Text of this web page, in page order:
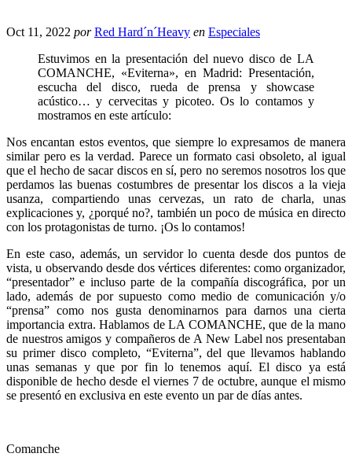
Oct 11, 2022 por Red Hard´n´Heavy en Especiales
Estuvimos en la presentación del nuevo disco de LA
COMANCHE, «Eviterna», en Madrid: Presentación,
escucha del disco, rueda de prensa y showcase
acústico… y cervecitas y picoteo. Os lo contamos y
mostramos en este artículo:
Nos encantan estos eventos, que siempre lo expresamos de manera
similar pero es la verdad. Parece un formato casi obsoleto, al igual
que el hecho de sacar discos en sí, pero no seremos nosotros los que
perdamos las buenas costumbres de presentar los discos a la vieja
usanza, compartiendo unas cervezas, un rato de charla, unas
explicaciones y, ¿porqué no?, también un poco de música en directo
con los protagonistas de turno. ¡Os lo contamos!
En este caso, además, un servidor lo cuenta desde dos puntos de
vista, u observando desde dos vértices diferentes: como organizador,
“presentador” e incluso parte de la compañía discográfica, por un
lado, además de por supuesto como medio de comunicación y/o
“prensa” como nos gusta denominarnos para darnos una cierta
importancia extra. Hablamos de LA COMANCHE, que de la mano
de nuestros amigos y compañeros de A New Label nos presentaban
su primer disco completo, “Eviterna”, del que llevamos hablando
unas semanas y que por fin lo tenemos aquí. El disco ya está
disponible de hecho desde el viernes 7 de octubre, aunque el mismo
se presentó en exclusiva en este evento un par de días antes.
Comanche